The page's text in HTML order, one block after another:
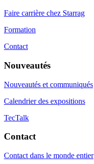
Faire carrière chez Starrag
Formation
Contact
Nouveautés
Nouveautés et communiqués
Calendrier des expositions
TecTalk
Contact
Contact dans le monde entier